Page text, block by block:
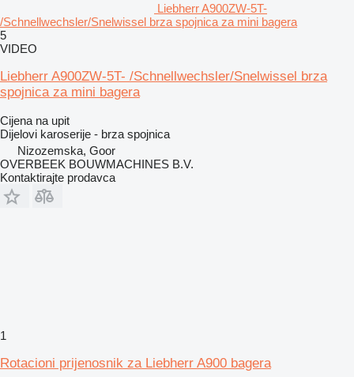
Liebherr A900ZW-5T-
/Schnellwechsler/Snelwissel brza spojnica za mini bagera
5
VIDEO
Liebherr A900ZW-5T- /Schnellwechsler/Snelwissel brza
spojnica za mini bagera
Cijena na upit
Dijelovi karoserije - brza spojnica
Nizozemska, Goor
OVERBEEK BOUWMACHINES B.V.
Kontaktirajte prodavca
1
Rotacioni prijenosnik za Liebherr A900 bagera